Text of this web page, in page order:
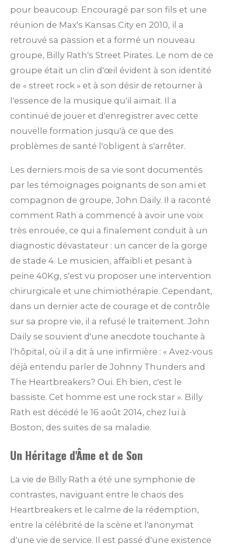
pour beaucoup. Encouragé par son fils et une
réunion de Max's Kansas City en 2010, il a
retrouvé sa passion et a formé un nouveau
groupe, Billy Rath's Street Pirates. Le nom de ce
groupe était un clin d'œil évident à son identité
de « street rock » et à son désir de retourner à
l'essence de la musique qu'il aimait. Il a
continué de jouer et d'enregistrer avec cette
nouvelle formation jusqu'à ce que des
problèmes de santé l'obligent à s'arrêter.
Les derniers mois de sa vie sont documentés
par les témoignages poignants de son ami et
compagnon de groupe, John Daily. Il a raconté
comment Rath a commencé à avoir une voix
très enrouée, ce qui a finalement conduit à un
diagnostic dévastateur : un cancer de la gorge
de stade 4. Le musicien, affaibli et pesant à
peine 40Kg, s'est vu proposer une intervention
chirurgicale et une chimiothérapie. Cependant,
dans un dernier acte de courage et de contrôle
sur sa propre vie, il a refusé le traitement. John
Daily se souvient d'une anecdote touchante à
l'hôpital, où il a dit à une infirmière : « Avez-vous
déjà entendu parler de Johnny Thunders and
The Heartbreakers? Oui. Eh bien, c'est le
bassiste. Cet homme est une rock star ». Billy
Rath est décédé le 16 août 2014, chez lui à
Boston, des suites de sa maladie.
Un Héritage d'Âme et de Son
La vie de Billy Rath a été une symphonie de
contrastes, naviguant entre le chaos des
Heartbreakers et le calme de la rédemption,
entre la célébrité de la scène et l'anonymat
d'une vie de service. Il est passé d'une existence